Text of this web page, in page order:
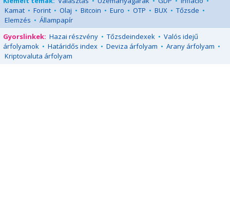
Kamat • Forint • Olaj • Bitcoin • Euro • OTP • BUX • Tőzsde •
Elemzés • Állampapír
Gyorslinkek: Hazai részvény • Tőzsdeindexek • Valós idejű
árfolyamok • Határidős index • Deviza árfolyam • Arany árfolyam •
Kriptovaluta árfolyam